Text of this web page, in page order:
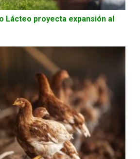
Lácteo proyecta expansión al